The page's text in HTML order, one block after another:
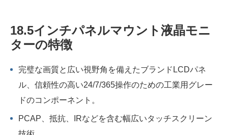
18.5インチパネルマウント液晶モニ
ターの特徴
完璧な画質と広い視野角を備えたブランドLCDパネ
ル、信頼性の高い24/7/365操作のための工業用グレー
ドのコンポーネント。
PCAP、抵抗、IRなどを含む幅広いタッチスクリーン